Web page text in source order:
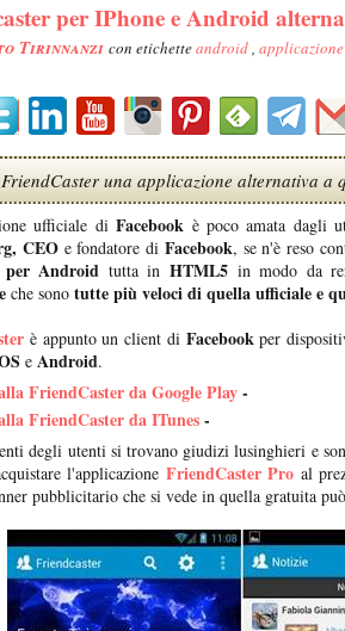
per IPhone e Android
Tirinnanzi con etichetteandroid, applicazione
FriendCaster una applicazione alternativa a
ufficiale diFacebook è poco amata dagli
CEO e fondatore di Facebook, se n'è reso
per Android tutta in HTML5 in modo da
che sono tutte più veloci di quella ufficiale e
è appunto un client di Facebookper
e Android.
FriendCaster da Google Play-
FriendCaster da ITunes-
degli utenti si trovano giudizi lusinghieri e
l'applicazione FriendCaster Pro al
pubblicitario che si vede in quella gratuita